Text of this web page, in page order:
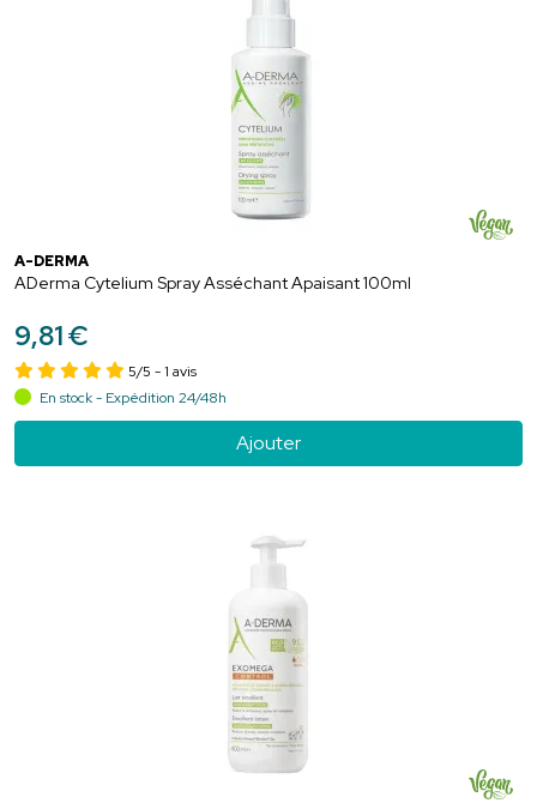
A-DERMA
ADerma Cytelium Spray Asséchant Apaisant 100ml
9,81€
5/5 - 1 avis
En stock - Expédition 24/48h
Ajouter